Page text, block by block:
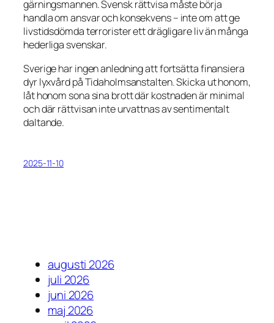
gärningsmannen. Svensk rättvisa måste börja
handla om ansvar och konsekvens – inte om att ge
livstidsdömda terrorister ett drägligare liv än många
hederliga svenskar.
Sverige har ingen anledning att fortsätta finansiera
dyr lyxvård på Tidaholmsanstalten. Skicka ut honom,
låt honom sona sina brott där kostnaden är minimal
och där rättvisan inte urvattnas av sentimentalt
daltande.
2025-11-10
augusti 2026
juli 2026
juni 2026
maj 2026